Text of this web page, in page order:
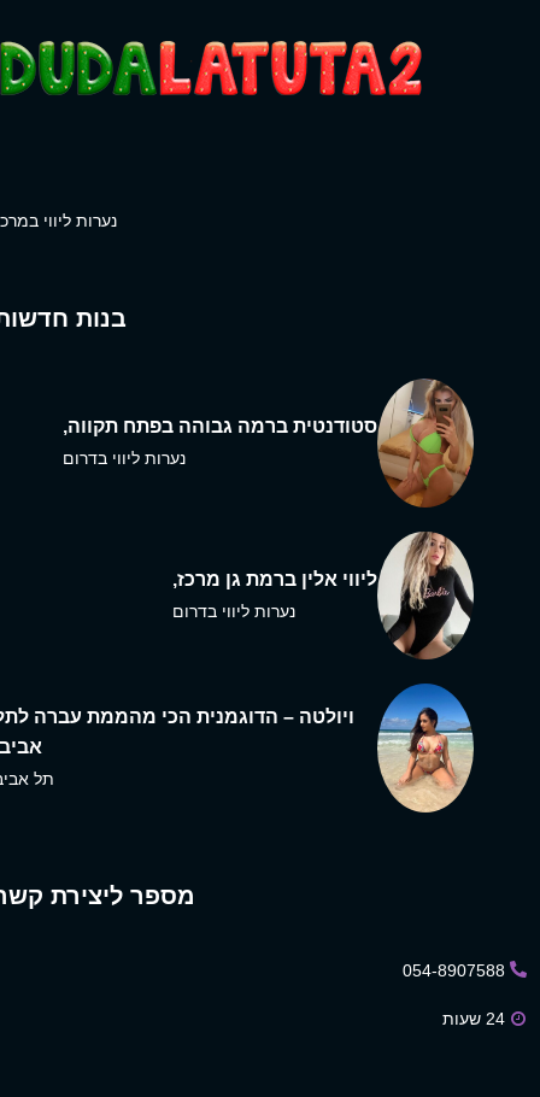
נערות ליווי
בנות
סטודנטית ברמה גבוהה בפתח תקווה,
נערות ליווי בדרום
ליווי אלין ברמת גן מרכז,
נערות ליווי בדרום
ויולטה – הדוגמנית הכי מהממת עברה
תל
מספר ליצירת
054-8907588
24 שעות